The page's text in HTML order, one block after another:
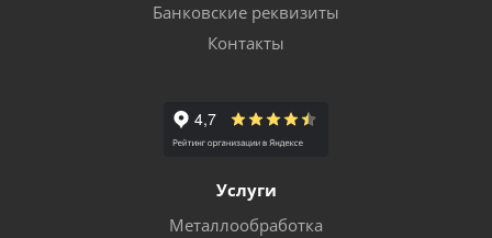
Банковские реквизиты
Контакты
Услуги
Металлообработка